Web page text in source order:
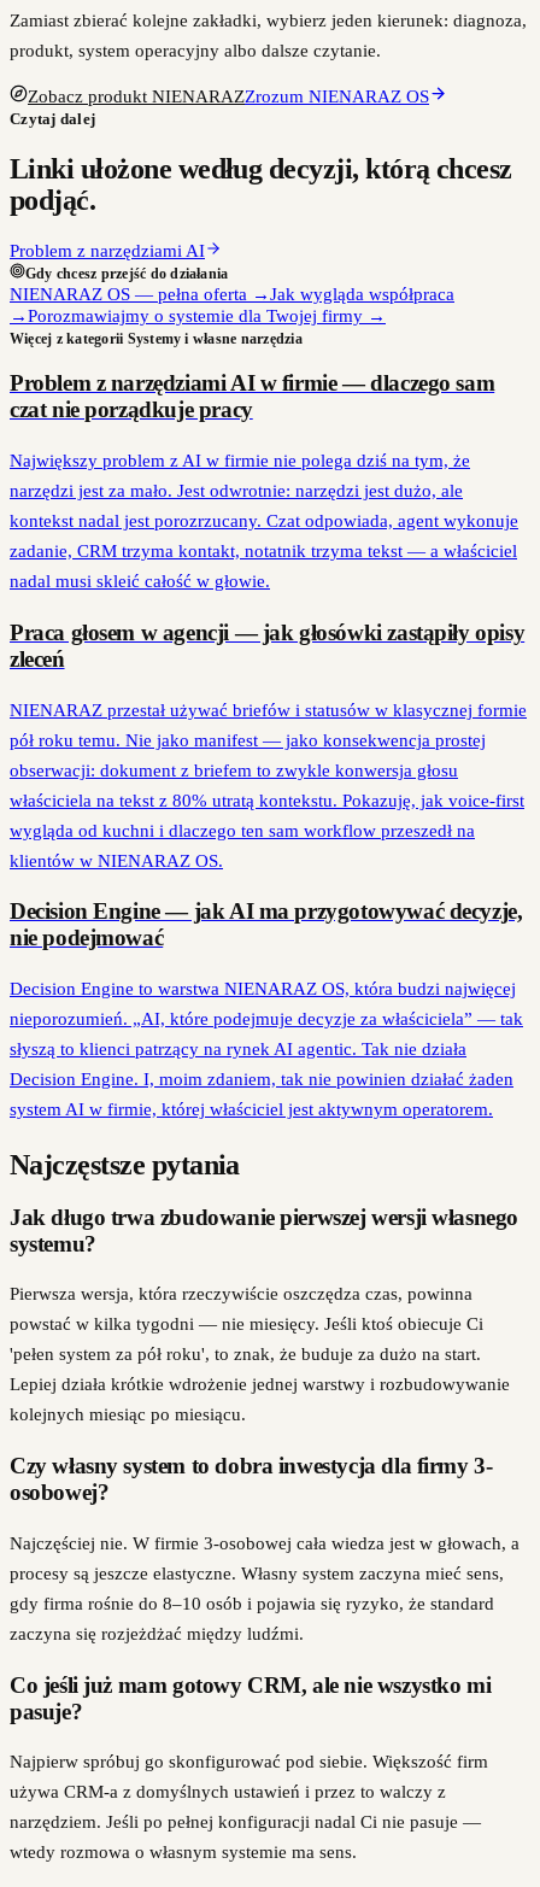
Zamiast zbierać kolejne zakładki, wybierz jeden kierunek: diagnoza,
produkt, system operacyjny albo dalsze czytanie.
Zobacz produkt NIENARAZZrozum NIENARAZ OS
Czytaj dalej
Linki ułożone według decyzji, którą chcesz
podjąć.
Problem z narzędziami AI
Gdy chcesz przejść do działania
NIENARAZ OS — pełna oferta →Jak wygląda współpraca
→Porozmawiajmy o systemie dla Twojej firmy →
Więcej z kategorii Systemy i własne narzędzia
Problem z narzędziami AI w firmie — dlaczego sam
czat nie porządkuje pracy
Największy problem z AI w firmie nie polega dziś na tym, że
narzędzi jest za mało. Jest odwrotnie: narzędzi jest dużo, ale
kontekst nadal jest porozrzucany. Czat odpowiada, agent wykonuje
zadanie, CRM trzyma kontakt, notatnik trzyma tekst — a właściciel
nadal musi skleić całość w głowie.
Praca głosem w agencji — jak głosówki zastąpiły opisy
zleceń
NIENARAZ przestał używać briefów i statusów w klasycznej formie
pół roku temu. Nie jako manifest — jako konsekwencja prostej
obserwacji: dokument z briefem to zwykle konwersja głosu
właściciela na tekst z 80% utratą kontekstu. Pokazuję, jak voice-first
wygląda od kuchni i dlaczego ten sam workflow przeszedł na
klientów w NIENARAZ OS.
Decision Engine — jak AI ma przygotowywać decyzje,
nie podejmować
Decision Engine to warstwa NIENARAZ OS, która budzi najwięcej
nieporozumień. „AI, które podejmuje decyzje za właściciela” — tak
słyszą to klienci patrzący na rynek AI agentic. Tak nie działa
Decision Engine. I, moim zdaniem, tak nie powinien działać żaden
system AI w firmie, której właściciel jest aktywnym operatorem.
Najczęstsze pytania
Jak długo trwa zbudowanie pierwszej wersji własnego
systemu?
Pierwsza wersja, która rzeczywiście oszczędza czas, powinna
powstać w kilka tygodni — nie miesięcy. Jeśli ktoś obiecuje Ci
'pełen system za pół roku', to znak, że buduje za dużo na start.
Lepiej działa krótkie wdrożenie jednej warstwy i rozbudowywanie
kolejnych miesiąc po miesiącu.
Czy własny system to dobra inwestycja dla firmy 3-
osobowej?
Najczęściej nie. W firmie 3-osobowej cała wiedza jest w głowach, a
procesy są jeszcze elastyczne. Własny system zaczyna mieć sens,
gdy firma rośnie do 8–10 osób i pojawia się ryzyko, że standard
zaczyna się rozjeżdżać między ludźmi.
Co jeśli już mam gotowy CRM, ale nie wszystko mi
pasuje?
Najpierw spróbuj go skonfigurować pod siebie. Większość firm
używa CRM-a z domyślnych ustawień i przez to walczy z
narzędziem. Jeśli po pełnej konfiguracji nadal Ci nie pasuje —
wtedy rozmowa o własnym systemie ma sens.